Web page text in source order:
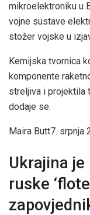
mikroelektroniku u
vojne sustave
stožer vojske u
Kemijska tvornica
komponente
streljiva i projektila
dodaje se.
Maira Butt7. srpnja
Ukrajina
ruske